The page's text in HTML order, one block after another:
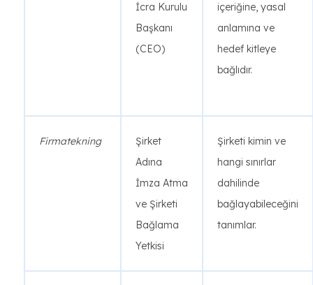
İcra Kurulu
Başkanı
(CEO)
içeriğine, yasal
anlamına ve
hedef kitleye
bağlıdır.
Firmatekning
Şirket
Adına
İmza Atma
ve Şirketi
Bağlama
Yetkisi
Şirketi kimin ve
hangi sınırlar
dahilinde
bağlayabileceğini
tanımlar.